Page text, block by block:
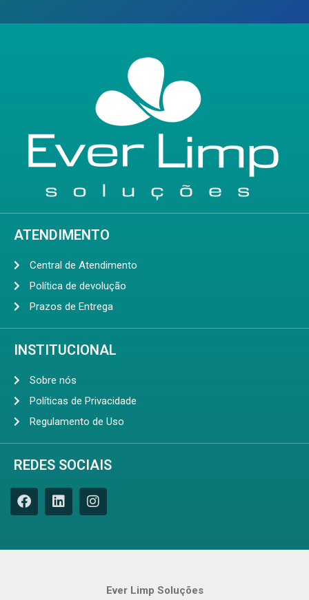
ATENDIMENTO
Central de Atendimento
Política de devolução
Prazos de Entrega
INSTITUCIONAL
Sobre nós
Políticas de Privacidade
Regulamento de Uso
REDES SOCIAIS
Ever Limp Soluções